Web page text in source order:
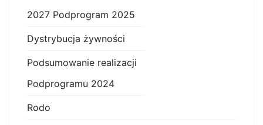
2027 Podprogram 2025
Dystrybucja żywności
Podsumowanie realizacji
Podprogramu 2024
Rodo